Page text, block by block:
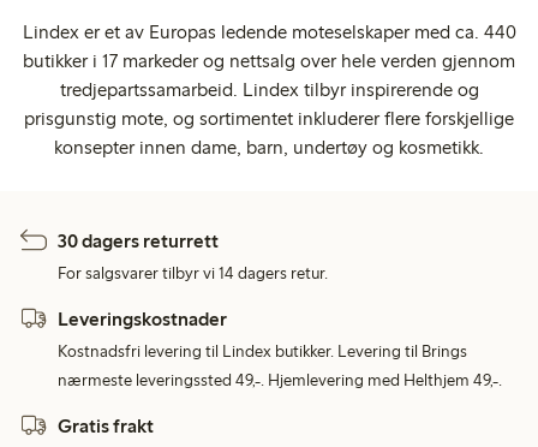
Lindex er et av Europas ledende moteselskaper med ca. 440
butikker i 17 markeder og nettsalg over hele verden gjennom
tredjepartssamarbeid. Lindex tilbyr inspirerende og
prisgunstig mote, og sortimentet inkluderer flere forskjellige
konsepter innen dame, barn, undertøy og kosmetikk.
30 dagers returrett
For salgsvarer tilbyr vi 14 dagers retur.
Leveringskostnader
Kostnadsfri levering til Lindex butikker. Levering til Brings
nærmeste leveringssted 49,-. Hjemlevering med Helthjem 49,-.
Gratis frakt